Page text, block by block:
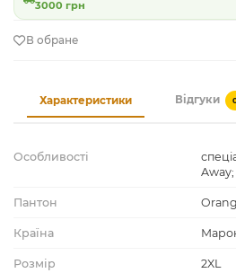
3000 грн
В обране
Характеристики Відгуки
Особливості
Away;
Пантон
Країна
Розмір 2XL